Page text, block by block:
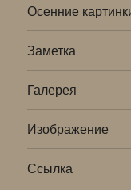
Осенние
Заметка
Галерея
Изображение
Ссылка